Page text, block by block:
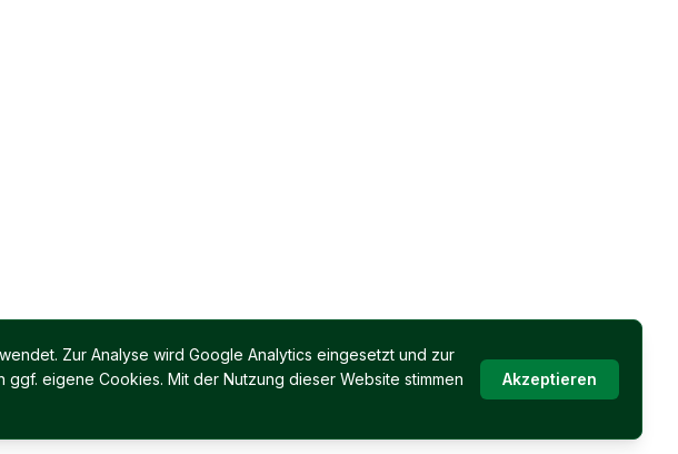
Zur Analyse wird Google Analytics eingesetzt und zur
eigene Cookies. Mit der Nutzung dieser Website stimmen
Akzeptieren